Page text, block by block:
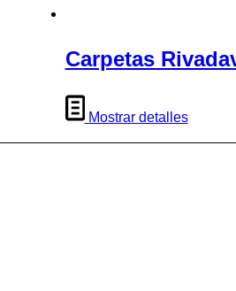
Carpetas
Mostrar detalles